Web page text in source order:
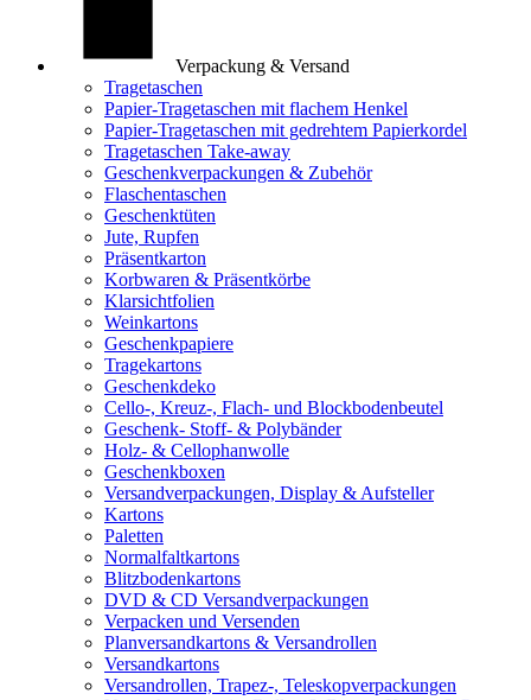
Verpackung & Versand
Tragetaschen
Papier-Tragetaschen mit flachem Henkel
Papier-Tragetaschen mit gedrehtem Papierkordel
Tragetaschen Take-away
Geschenkverpackungen & Zubehör
Flaschentaschen
Geschenktüten
Jute, Rupfen
Präsentkarton
Korbwaren & Präsentkörbe
Klarsichtfolien
Weinkartons
Geschenkpapiere
Tragekartons
Geschenkdeko
Cello-, Kreuz-, Flach- und Blockbodenbeutel
Geschenk- Stoff- & Polybänder
Holz- & Cellophanwolle
Geschenkboxen
Versandverpackungen, Display & Aufsteller
Kartons
Paletten
Normalfaltkartons
Blitzbodenkartons
DVD & CD Versandverpackungen
Verpacken und Versenden
Planversandkartons & Versandrollen
Versandkartons
Versandrollen, Trapez-, Teleskopverpackungen